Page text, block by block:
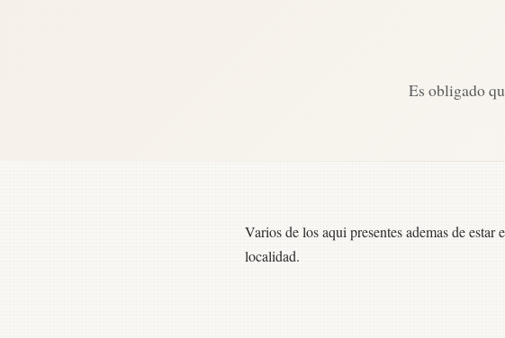
Es obligado
Varios de los aqui presentes ademas de
localidad.